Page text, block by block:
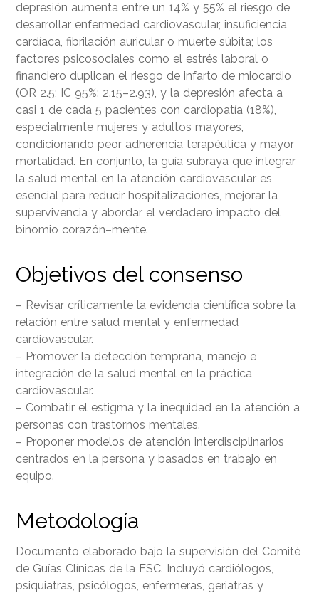
depresión aumenta entre un 14% y 55% el riesgo de
desarrollar enfermedad cardiovascular, insuficiencia
cardíaca, fibrilación auricular o muerte súbita; los
factores psicosociales como el estrés laboral o
financiero duplican el riesgo de infarto de miocardio
(OR 2.5; IC 95%: 2.15–2.93), y la depresión afecta a
casi 1 de cada 5 pacientes con cardiopatía (18%),
especialmente mujeres y adultos mayores,
condicionando peor adherencia terapéutica y mayor
mortalidad. En conjunto, la guía subraya que integrar
la salud mental en la atención cardiovascular es
esencial para reducir hospitalizaciones, mejorar la
supervivencia y abordar el verdadero impacto del
binomio corazón–mente.
Objetivos del consenso
– Revisar críticamente la evidencia científica sobre la
relación entre salud mental y enfermedad
cardiovascular.
– Promover la detección temprana, manejo e
integración de la salud mental en la práctica
cardiovascular.
– Combatir el estigma y la inequidad en la atención a
personas con trastornos mentales.
– Proponer modelos de atención interdisciplinarios
centrados en la persona y basados en trabajo en
equipo.
Metodología
Documento elaborado bajo la supervisión del Comité
de Guías Clínicas de la ESC. Incluyó cardiólogos,
psiquiatras, psicólogos, enfermeras, geriatras y